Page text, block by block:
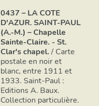
0437 – LA COTE
D'AZUR. SAINT-PAUL
(A.-M.) – Chapelle
Sainte-Claire. - St.
Clar's chapel. / Carte
postale en noir et
blanc, entre 1911 et
1933. Saint-Paul :
Editions A. Baux.
Collection particulière.